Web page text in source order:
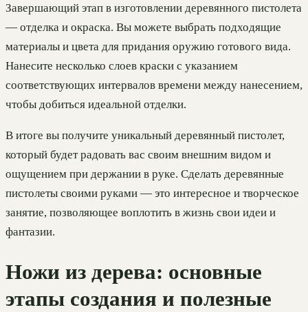
Завершающий этап в изготовлении деревянного пистолета
— отделка и окраска. Вы можете выбрать подходящие
материалы и цвета для придания оружию готового вида.
Нанесите несколько слоев краски с указанием
соответствующих интервалов времени между нанесением,
чтобы добиться идеальной отделки.
В итоге вы получите уникальный деревянный пистолет,
который будет радовать вас своим внешним видом и
ощущением при держании в руке. Сделать деревянные
пистолеты своими руками — это интересное и творческое
занятие, позволяющее воплотить в жизнь свои идеи и
фантазии.
Ножи из дерева: основные
этапы создания и полезные